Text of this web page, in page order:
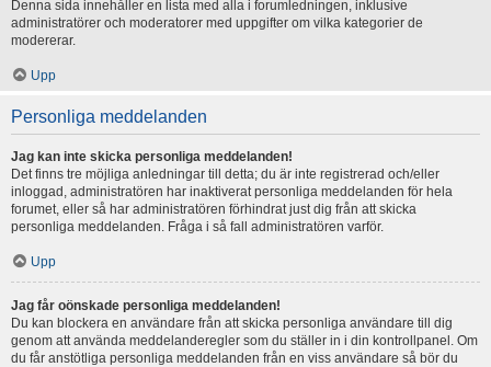
Denna sida innehåller en lista med alla i forumledningen, inklusive
administratörer och moderatorer med uppgifter om vilka kategorier de
modererar.
Upp
Personliga meddelanden
Jag kan inte skicka personliga meddelanden!
Det finns tre möjliga anledningar till detta; du är inte registrerad och/eller
inloggad, administratören har inaktiverat personliga meddelanden för hela
forumet, eller så har administratören förhindrat just dig från att skicka
personliga meddelanden. Fråga i så fall administratören varför.
Upp
Jag får oönskade personliga meddelanden!
Du kan blockera en användare från att skicka personliga användare till dig
genom att använda meddelanderegler som du ställer in i din kontrollpanel. Om
du får anstötliga personliga meddelanden från en viss användare så bör du